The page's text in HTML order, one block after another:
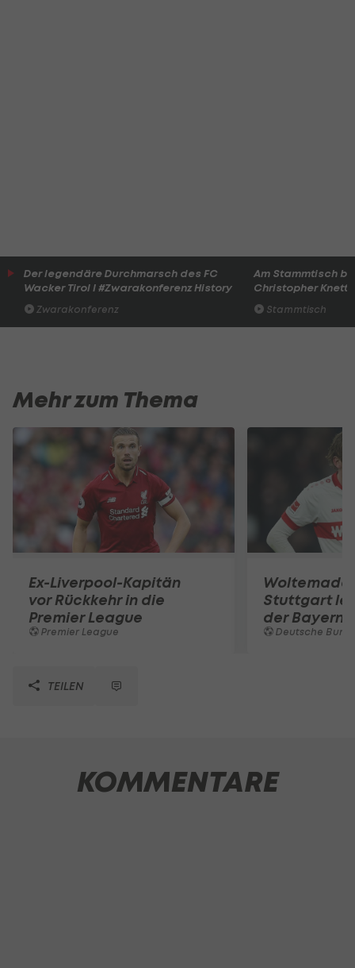
Der legendäre Durchmarsch des FC
Wacker Tirol I #Zwarakonferenz History
Zwarakonferenz
Am Stammtisch
Christopher Knett
Stammtisch
Mehr zum Thema
Ex-Liverpool-Kapitän
vor Rückkehr in die
Premier League
Premier League
Stuttgart
der Bayern
Deutsche
TEILEN
KOMMENTARE